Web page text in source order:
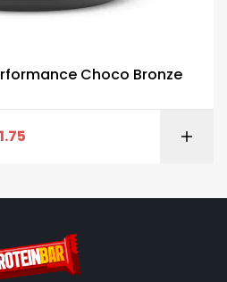
Choco Bronze